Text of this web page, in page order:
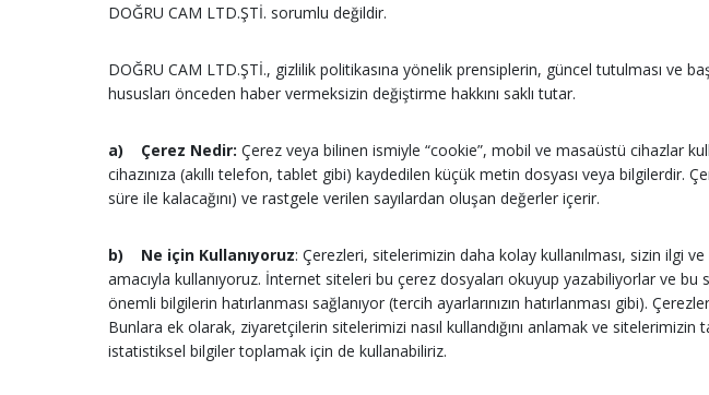
DOĞRU CAM LTD.ŞTİ. sorumlu değildir.
DOĞRU CAM LTD.ŞTİ., gizlilik politikasına yönelik prensiplerin, güncel tutulması ve
hususları önceden haber vermeksizin değiştirme hakkını saklı tutar.
a) Çerez Nedir: Çerez veya bilinen ismiyle “cookie”, mobil ve masaüstü cihazlar
cihazınıza (akıllı telefon, tablet gibi) kaydedilen küçük metin dosyası veya bilgilerdir.
süre ile kalacağını) ve rastgele verilen sayılardan oluşan değerler içerir.
b) Ne için Kullanıyoruz: Çerezleri, sitelerimizin daha kolay kullanılması, sizin ilgi
amacıyla kullanıyoruz. İnternet siteleri bu çerez dosyaları okuyup yazabiliyorlar ve
önemli bilgilerin hatırlanması sağlanıyor (tercih ayarlarınızın hatırlanması gibi).
Bunlara ek olarak, ziyaretçilerin sitelerimizi nasıl kullandığını anlamak ve sitelerimizin
istatistiksel bilgiler toplamak için de kullanabiliriz.